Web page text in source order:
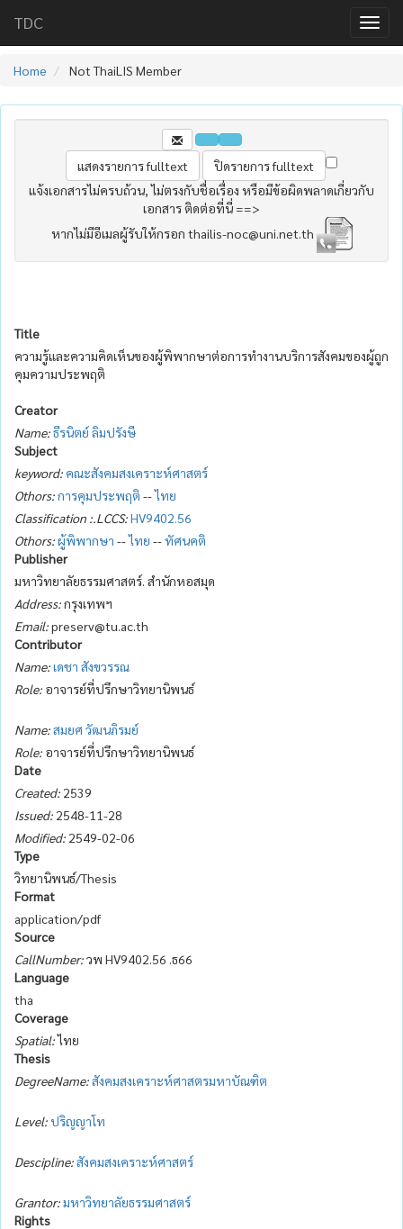
TDC
Home Not ThaiLIS Member
แจ้งเอกสารไม่ครบถ้วน, ไม่ตรงกับชื่อเรื่อง หรือมีข้อผิดพลาดเกี่ยวกับ
เอกสาร ติดต่อที่นี่ ==>
หากไม่มีอีเมลผู้รับให้กรอก thailis-noc@uni.net.th
Title
ความรู้และความคิดเห็นของผู้พิพากษาต่อการทำงานบริการสังคมของผู้ถูก
คุมความประพฤติ
Creator
Name:ธีรนิตย์ ลิมปรังษี
Subject
keyword: คณะสังคมสงเคราะห์ศาสตร์
Othors:การคุมประพฤติ --ไทย
Classification :.LCCS:HV9402.56
Othors:ผู้พิพากษา --ไทย --ทัศนคติ
Publisher
มหาวิทยาลัยธรรมศาสตร์. สำนักหอสมุด
Address:กรุงเทพฯ
Email:preserv@tu.ac.th
Contributor
Name:เดชา สังขวรรณ
Role: อาจารย์ที่ปรึกษาวิทยานิพนธ์
Name:สมยศ วัฒนภิรมย์
Role: อาจารย์ที่ปรึกษาวิทยานิพนธ์
Date
Created: 2539
Issued: 2548-11-28
Modified: 2549-02-06
Type
วิทยานิพนธ์/Thesis
Format
application/pdf
Source
CallNumber:วพ HV9402.56 .ธ66
Language
tha
Coverage
Spatial:ไทย
Thesis
DegreeName:สังคมสงเคราะห์ศาสตรมหาบัณฑิต
Level:ปริญญาโท
Descipline:สังคมสงเคราะห์ศาสตร์
Grantor:มหาวิทยาลัยธรรมศาสตร์
Rights